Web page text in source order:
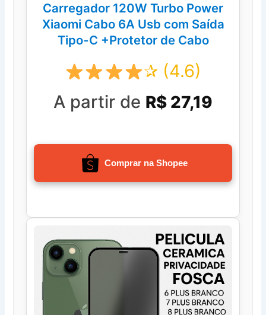
Carregador 120W Turbo Power
Xiaomi Cabo 6A Usb com Saída
Tipo-C +Protetor de Cabo
✰ (4.6)
A partir de R$ 27,19
Comprar na Shopee